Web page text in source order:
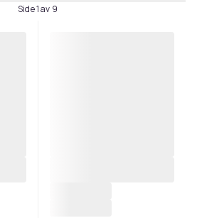
Side 1 av 9